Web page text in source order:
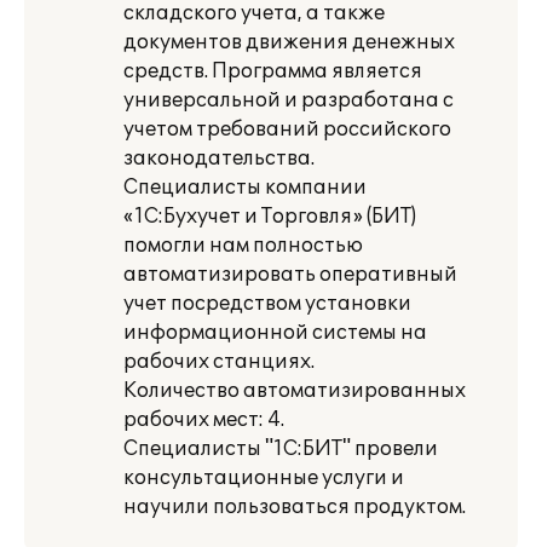
складского учета, а также
документов движения денежных
средств. Программа является
универсальной и разработана с
учетом требований российского
законодательства.
Специалисты компании
«1С:Бухучет и Торговля» (БИТ)
помогли нам полностью
автоматизировать оперативный
учет посредством установки
информационной системы на
рабочих станциях.
Количество автоматизированных
рабочих мест: 4.
Специалисты "1С:БИТ" провели
консультационные услуги и
научили пользоваться продуктом.